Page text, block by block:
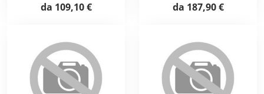
da 109,10 € da 187,90 €